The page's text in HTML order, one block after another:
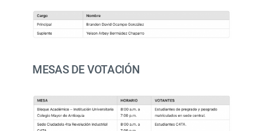
MESAS DE VOTACIÓN